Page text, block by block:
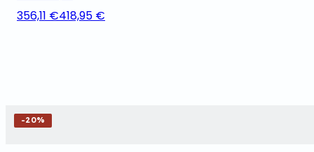
356,11 €418,95 €
-20%